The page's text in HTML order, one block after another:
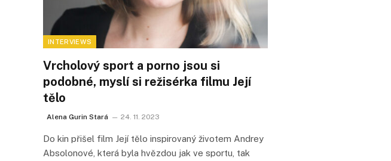
INTERVIEWS
Vrcholový sport a porno jsou si
podobné, myslí si režisérka filmu Její
tělo
Alena Gurin Stará 24. 11. 2023
Do kin přišel film Její tělo inspirovaný životem Andrey
Absolonové, která byla hvězdou jak ve sportu, tak